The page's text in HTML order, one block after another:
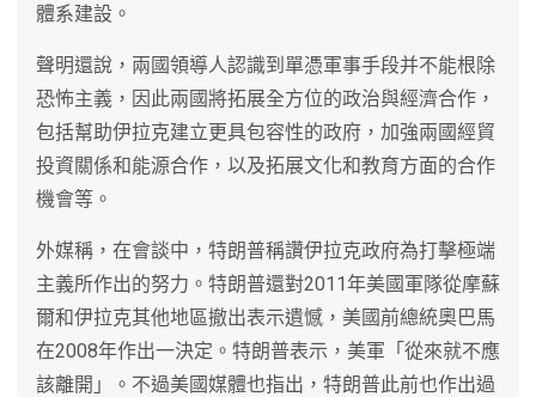
體系建設。
聲明還說，兩國領導人認識到單憑軍事手段并不能根除
恐怖主義，因此兩國將拓展全方位的政治與經濟合作，
包括幫助伊拉克建立更具包容性的政府，加強兩國經貿
投資關係和能源合作，以及拓展文化和教育方面的合作
機會等。
外媒稱，在會談中，特朗普稱讚伊拉克政府為打擊極端
主義所作出的努力。特朗普還對2011年美國軍隊從摩蘇
爾和伊拉克其他地區撤出表示遺憾，美國前總統奧巴馬
在2008年作出一決定。特朗普表示，美軍「從來就不應
該離開」。不過美國媒體也指出，特朗普此前也作出過